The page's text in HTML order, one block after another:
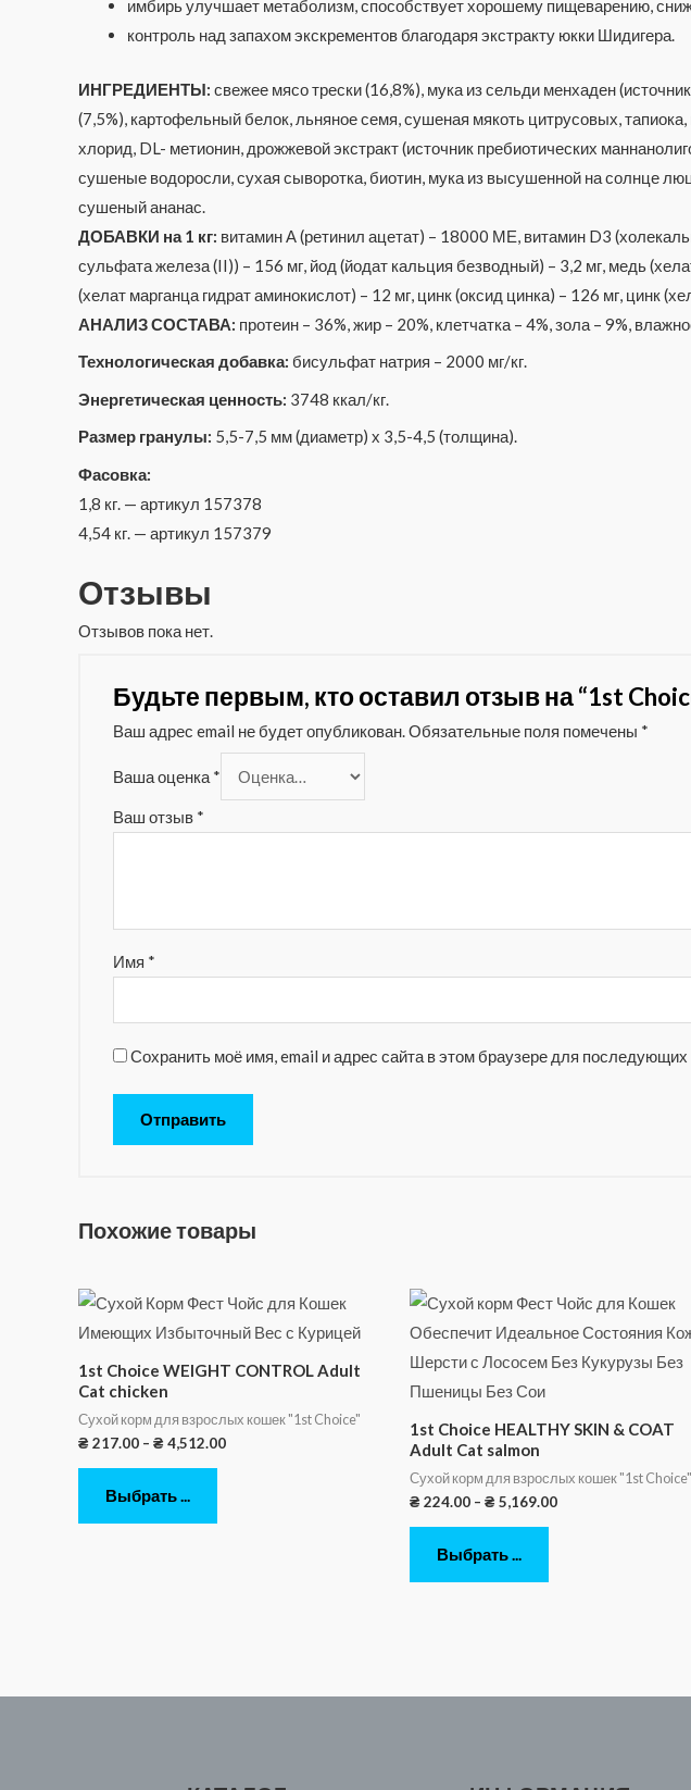
имбирь улучшает метаболизм, способствует хорошему пищеварению,
контроль над запахом экскрементов благодаря экстракту юкки Шидигера.
ИНГРЕДИЕНТЫ: свежее мясо трески (16,8%), мука из сельди менхаден
(7,5%), картофельный белок, льняное семя, сушеная мякоть цитрусовых,
хлорид, DL- метионин, дрожжевой экстракт (источник пребиотических
сушеные водоросли, сухая сыворотка, биотин, мука из высушенной на солнце
сушеный ананас.
ДОБАВКИ на 1 кг: витамин А (ретинил ацетат) – 18000 МЕ, витамин D3
сульфата железа (II)) – 156 мг, йод (йодат кальция безводный) – 3,2 мг, медь
(хелат марганца гидрат аминокислот) – 12 мг, цинк (оксид цинка) – 126 мг, цинк
АНАЛИЗ СОСТАВА: протеин – 36%, жир – 20%, клетчатка – 4%, зола – 9%,
Технологическая добавка: бисульфат натрия – 2000 мг/кг.
Энергетическая ценность: 3748 ккал/кг.
Размер гранулы: 5,5-7,5 мм (диаметр) х 3,5-4,5 (толщина).
Фасовка:
1,8 кг. — артикул 157378
4,54 кг. — артикул 157379
Отзывы
Отзывов пока нет.
Будьте первым, кто оставил отзыв на “1st
Ваш адрес email не будет опубликован. Обязательные поля помечены *
Ваша оценка *
Ваш отзыв *
Имя *
Сохранить моё имя, email и адрес сайта в этом браузере для
Похожие товары
1st Choice WEIGHT CONTROL Adult
Cat chicken
Сухой корм для взрослых кошек "1st Choice"
₴ 217.00 – ₴ 4,512.00
Выбрать ...
1st Choice HEALTHY SKIN & COAT
Adult Cat salmon
Сухой корм для взрослых кошек "1st Choice"
₴ 224.00 – ₴ 5,169.00
Выбрать ...